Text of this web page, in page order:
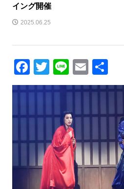
イング開催
2025.06.25
Facebook
Twitter
LineEmail
有